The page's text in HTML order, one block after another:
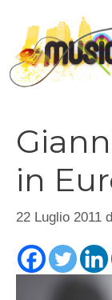
contenuto
in
22 Luglio 2011